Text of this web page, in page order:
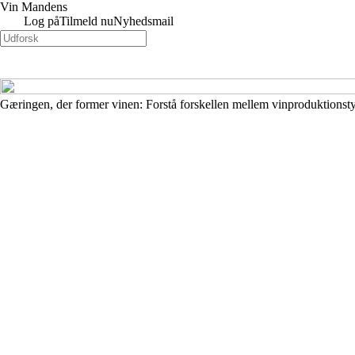
Vin Mandens
Log påTilmeld nuNyhedsmail
Gæringen, der former vinen: Forstå forskellen mellem